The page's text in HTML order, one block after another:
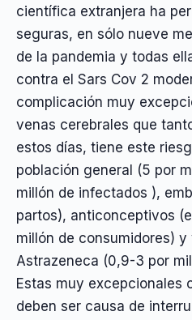
científica extranjera ha
seguras, en sólo nueve
de la pandemia y todas
contra el Sars Cov 2
complicación muy
venas cerebrales que
estos días, tiene este
población general (5 por
millón de infectados ),
partos), anticonceptivos
millón de consumidores)
Astrazeneca (0,9-3 por
Estas muy excepcionales
deben ser causa de